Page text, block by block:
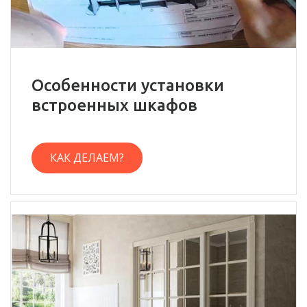
Особенности установки
встроенных шкафов
КАК ДЕЛАЕМ?